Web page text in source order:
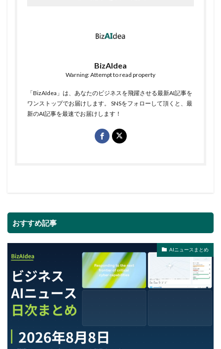
BizAIdea
Warning: Attempt to read property
「BizAIdea」は、あなたのビジネスを飛躍させる最新AI記事を
ワンストップでお届けします。 SNSをフォローして頂くと、最
新のAI記事を最速でお届けします！
おすすめ記事
AIニュースまとめ